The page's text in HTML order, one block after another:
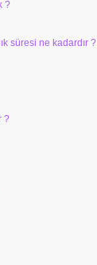
?
süresi ne kadardır ?
?